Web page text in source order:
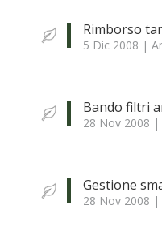
Rimborso
5 Dic 2008 |
Bando filtri
28 Nov 2008 |
Gestione
28 Nov 2008 |